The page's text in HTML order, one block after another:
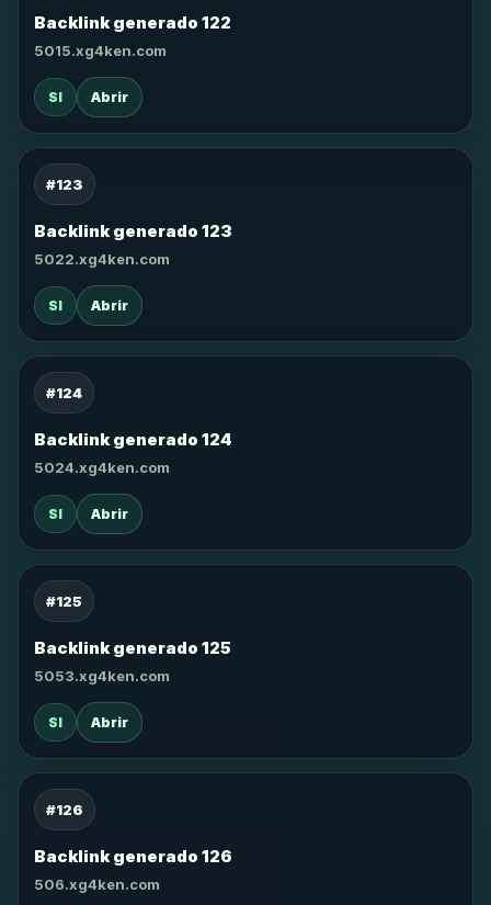
Backlink generado 122
5015.xg4ken.com
SI Abrir
#123
Backlink generado 123
5022.xg4ken.com
SI Abrir
#124
Backlink generado 124
5024.xg4ken.com
SI Abrir
#125
Backlink generado 125
5053.xg4ken.com
SI Abrir
#126
Backlink generado 126
506.xg4ken.com